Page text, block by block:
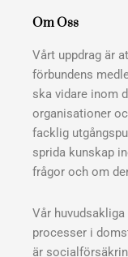
Om Oss
Vårt uppdrag är
förbundens
ska vidare inom
organisationer
facklig
sprida kunskap
frågor och om
Vår
processer i
är